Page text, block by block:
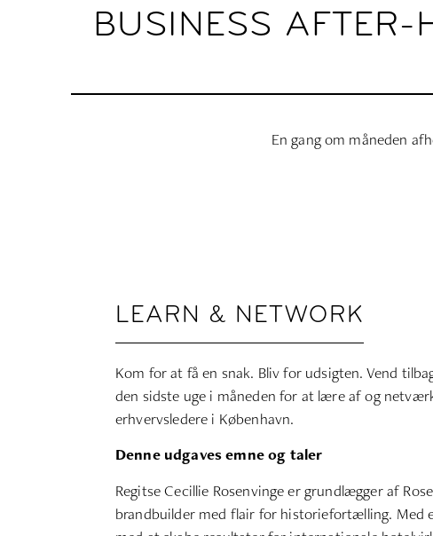
BUSINESS
En gang om måneden
LEARN & NETWORK
Kom for at få en snak. Bliv for udsigten. Vend
den sidste uge i måneden for at lære af og
erhvervsledere i København.
Denne udgaves emne og taler
Regitse Cecillie Rosenvinge er grundlægger af
brandbuilder med flair for historiefortælling. Med